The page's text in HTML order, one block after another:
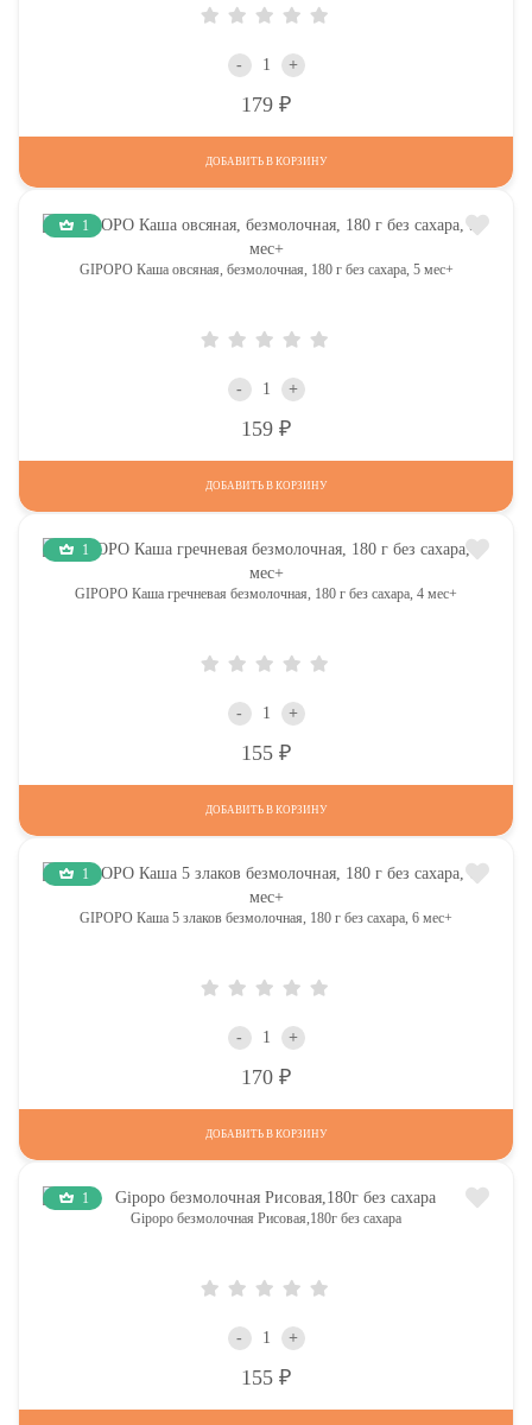
- +
179
ДОБАВИТЬ В КОРЗИНУ
1
GIPOPO Каша овсяная, безмолочная, 180 г без сахара, 5 мес+
- +
159
ДОБАВИТЬ В КОРЗИНУ
1
GIPOPO Каша гречневая безмолочная, 180 г без сахара, 4 мес+
- +
155
ДОБАВИТЬ В КОРЗИНУ
1
GIPOPO Каша 5 злаков безмолочная, 180 г без сахара, 6 мес+
- +
170
ДОБАВИТЬ В КОРЗИНУ
1
Gipopo безмолочная Рисовая,180г без сахара
- +
155